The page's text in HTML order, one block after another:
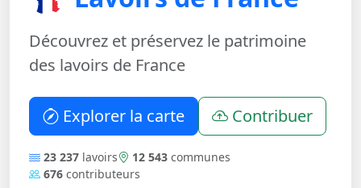
Découvrez et préservez le patrimoine
des lavoirs de France
Explorer la carte Contribuer
23 237 lavoirs 12 543 communes
676 contributeurs